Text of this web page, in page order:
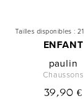
Tailles disponibles : 21
ENFANT
paulin
Chaussons
39,90 €